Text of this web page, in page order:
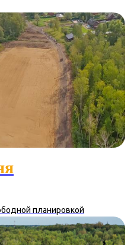
планировкой